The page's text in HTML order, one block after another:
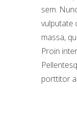
sem.
vulputate
massa,
Proin
porttitor